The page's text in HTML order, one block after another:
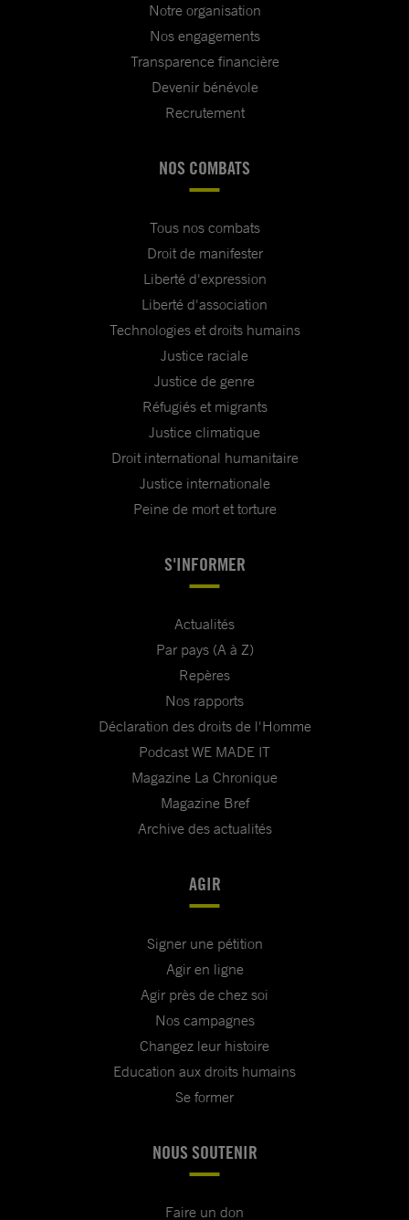
Notre organisation
Nos engagements
Transparence financière
Devenir bénévole
Recrutement
NOS COMBATS
Tous nos combats
Droit de manifester
Liberté d'expression
Liberté d'association
Technologies et droits humains
Justice raciale
Justice de genre
Réfugiés et migrants
Justice climatique
Droit international humanitaire
Justice internationale
Peine de mort et torture
S'INFORMER
Actualités
Par pays (A à Z)
Repères
Nos rapports
Déclaration des droits de l'Homme
Podcast WE MADE IT
Magazine La Chronique
Magazine Bref
Archive des actualités
AGIR
Signer une pétition
Agir en ligne
Agir près de chez soi
Nos campagnes
Changez leur histoire
Education aux droits humains
Se former
NOUS SOUTENIR
Faire un don